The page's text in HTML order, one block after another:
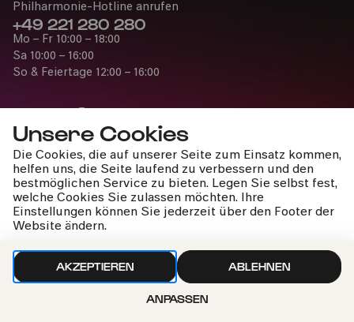
Unsere Cookies
Die Cookies, die auf unserer Seite zum Einsatz kommen,
helfen uns, die Seite laufend zu verbessern und den
bestmöglichen Service zu bieten. Legen Sie selbst fest,
welche Cookies Sie zulassen möchten. Ihre
Einstellungen können Sie jederzeit über den Footer der
Website ändern.
AKZEPTIEREN ABLEHNEN
ANPASSEN
Presse
Jobs
News
Kontakt
Widerruf einreichen
Philharmonie-Hotline anrufen
+49 221 280 280
Mo – Fr 10:00 – 18:00
Sa 10:00 – 16:00
So & Feiertage 12:00 – 16:00
Cookie-Einstellungen